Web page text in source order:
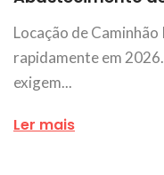
Locação de
rapidamente em
exigem...
Ler mais